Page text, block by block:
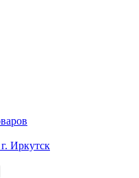
Иркутск